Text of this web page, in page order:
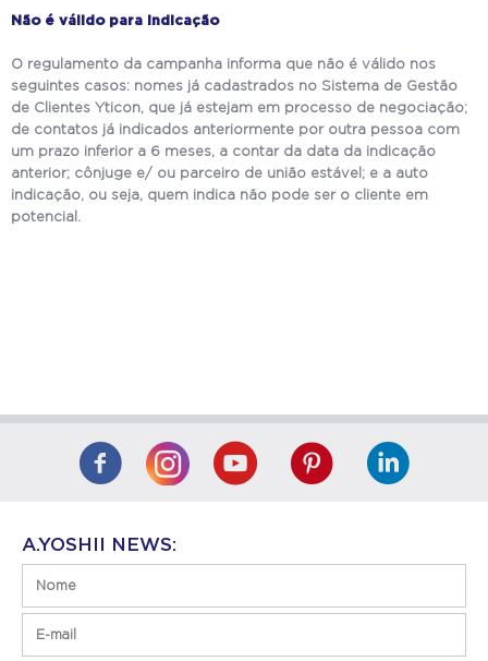
Não é válido para indicação
O regulamento da campanha informa que não é válido nos
seguintes casos: nomes já cadastrados no Sistema de Gestão
de Clientes Yticon, que já estejam em processo de negociação;
de contatos já indicados anteriormente por outra pessoa com
um prazo inferior a 6 meses, a contar da data da indicação
anterior; cônjuge e/ ou parceiro de união estável; e a auto
indicação, ou seja, quem indica não pode ser o cliente em
potencial.
A.YOSHII NEWS: